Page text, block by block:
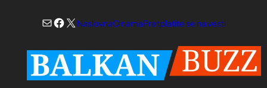
Mail
Facebook
X NaslovnaO namaPretplatite se na vesti